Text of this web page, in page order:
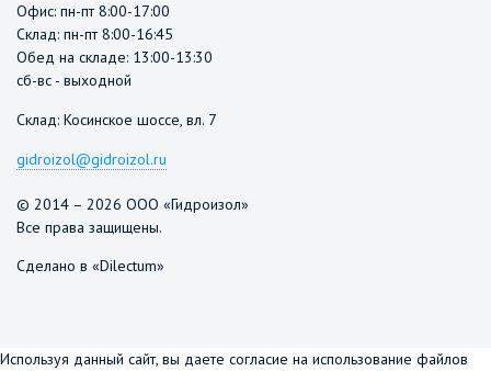
Офис: пн-пт 8:00-17:00
Склад: пн-пт 8:00-16:45
Обед на складе: 13:00-13:30
сб-вс - выходной
Склад: Косинское шоссе, вл. 7
gidroizol@gidroizol.ru
© 2014 – 2026 ООО «Гидроизол»
Все права защищены.
Сделано в «Dilectum»
Используя данный сайт, вы даете согласие на использование файлов